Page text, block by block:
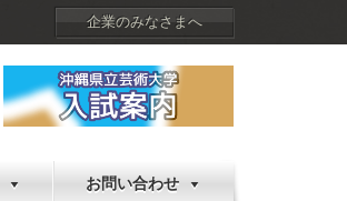
企業のみなさまへ
お問い合わせ